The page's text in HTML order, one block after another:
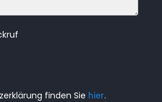
finden Sie hier.